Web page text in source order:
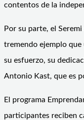
contentos de la
Por su parte, el
tremendo ejemplo que
su esfuerzo, su
Antonio Kast, que es
El programa
participantes reciben